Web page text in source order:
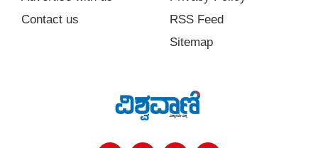
Contact us
RSS Feed
Sitemap